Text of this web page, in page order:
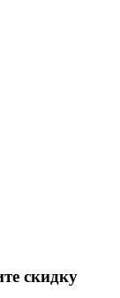
скидку